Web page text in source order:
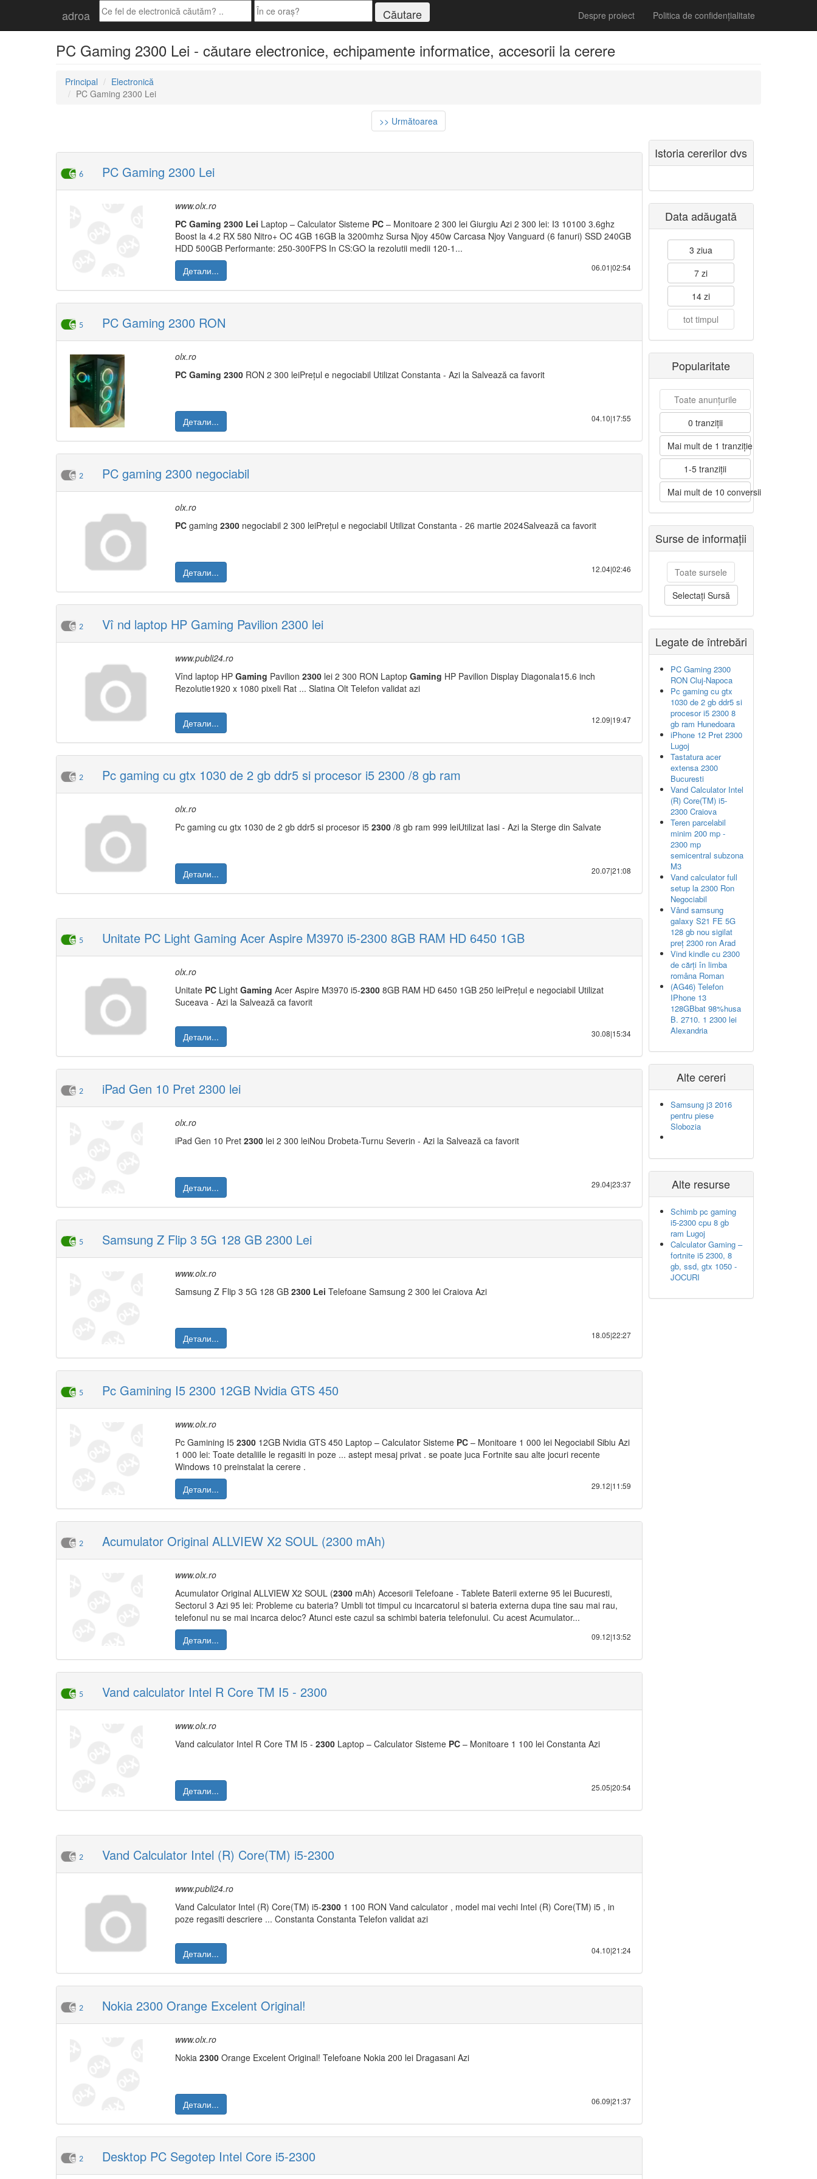
adroa Despre proiect Politica de confidențialitate
PC Gaming 2300 Lei - căutare electronice, echipamente informatice, accesorii la cerere
Principal
Electronică
PC Gaming 2300 Lei
>> Următoarea
6 PC Gaming 2300 Lei
www.olx.ro
PC Gaming 2300 Lei Laptop – Calculator Sisteme PC – Monitoare 2 300 lei Giurgiu Azi 2 300 lei: I3 10100 3.6ghz
Boost la 4.2 RX 580 Nitro+ OC 4GB 16GB la 3200mhz Sursa Njoy 450w Carcasa Njoy Vanguard (6 fanuri) SSD 240GB
HDD 500GB Performante: 250-300FPS In CS:GO la rezolutii medii 120-1...
Детали...
06.01|02:54
5 PC Gaming 2300 RON
olx.ro
PC Gaming 2300 RON 2 300 leiPrețul e negociabil Utilizat Constanta - Azi la Salvează ca favorit
Детали... 04.10|17:55
2 PC gaming 2300 negociabil
olx.ro
PC gaming 2300 negociabil 2 300 leiPrețul e negociabil Utilizat Constanta - 26 martie 2024Salvează ca favorit
Детали... 12.04|02:46
2 Vî nd laptop HP Gaming Pavilion 2300 lei
www.publi24.ro
Vînd laptop HP Gaming Pavilion 2300 lei 2 300 RON Laptop Gaming HP Pavilion Display Diagonala15.6 inch
Rezolutie1920 x 1080 pixeli Rat ... Slatina Olt Telefon validat azi
Детали... 12.09|19:47
2 Pc gaming cu gtx 1030 de 2 gb ddr5 si procesor i5 2300 /8 gb ram
olx.ro
Pc gaming cu gtx 1030 de 2 gb ddr5 si procesor i5 2300 /8 gb ram 999 leiUtilizat Iasi - Azi la Sterge din Salvate
Детали... 20.07|21:08
5 Unitate PC Light Gaming Acer Aspire M3970 i5-2300 8GB RAM HD 6450 1GB
olx.ro
Unitate PC Light Gaming Acer Aspire M3970 i5-2300 8GB RAM HD 6450 1GB 250 leiPrețul e negociabil Utilizat
Suceava - Azi la Salvează ca favorit
Детали... 30.08|15:34
2 iPad Gen 10 Pret 2300 lei
olx.ro
iPad Gen 10 Pret 2300 lei 2 300 leiNou Drobeta-Turnu Severin - Azi la Salvează ca favorit
Детали... 29.04|23:37
5 Samsung Z Flip 3 5G 128 GB 2300 Lei
www.olx.ro
Samsung Z Flip 3 5G 128 GB 2300 Lei Telefoane Samsung 2 300 lei Craiova Azi
Детали... 18.05|22:27
5 Pc Gamining I5 2300 12GB Nvidia GTS 450
www.olx.ro
Pc Gamining I5 2300 12GB Nvidia GTS 450 Laptop – Calculator Sisteme PC – Monitoare 1 000 lei Negociabil Sibiu Azi
1 000 lei: Toate detaliile le regasiti in poze ... astept mesaj privat . se poate juca Fortnite sau alte jocuri recente
Windows 10 preinstalat la cerere .
Детали...
29.12|11:59
2 Acumulator Original ALLVIEW X2 SOUL (2300 mAh)
www.olx.ro
Acumulator Original ALLVIEW X2 SOUL (2300 mAh) Accesorii Telefoane - Tablete Baterii externe 95 lei Bucuresti,
Sectorul 3 Azi 95 lei: Probleme cu bateria? Umbli tot timpul cu incarcatorul si bateria externa dupa tine sau mai rau,
telefonul nu se mai incarca deloc? Atunci este cazul sa schimbi bateria telefonului. Cu acest Acumulator...
Детали...
09.12|13:52
5 Vand calculator Intel R Core TM I5 - 2300
www.olx.ro
Vand calculator Intel R Core TM I5 - 2300 Laptop – Calculator Sisteme PC – Monitoare 1 100 lei Constanta Azi
Детали... 25.05|20:54
2 Vand Calculator Intel (R) Core(TM) i5-2300
www.publi24.ro
Vand Calculator Intel (R) Core(TM) i5-2300 1 100 RON Vand calculator , model mai vechi Intel (R) Core(TM) i5 , in
poze regasiti descriere ... Constanta Constanta Telefon validat azi
Детали... 04.10|21:24
2 Nokia 2300 Orange Excelent Original!
www.olx.ro
Nokia 2300 Orange Excelent Original! Telefoane Nokia 200 lei Dragasani Azi
Детали... 06.09|21:37
2 Desktop PC Segotep Intel Core i5-2300
Istoria cererilor dvs
Data adăugată
3 ziua
7 zi
14 zi
tot timpul
Popularitate
Toate anunțurile
0 tranziții
Mai mult de 1 tranziție
1-5 tranziții
Mai mult de 10 conversii
Surse de informații
Toate sursele
Selectați Sursă
Legate de întrebări
PC Gaming 2300
RON Cluj-Napoca
Pc gaming cu gtx
1030 de 2 gb ddr5 si
procesor i5 2300 8
gb ram Hunedoara
iPhone 12 Pret 2300
Lugoj
Tastatura acer
extensa 2300
Bucuresti
Vand Calculator Intel
(R) Core(TM) i5-
2300 Craiova
Teren parcelabil
minim 200 mp -
2300 mp
semicentral subzona
M3
Vand calculator full
setup la 2300 Ron
Negociabil
Vând samsung
galaxy S21 FE 5G
128 gb nou sigilat
preț 2300 ron Arad
Vind kindle cu 2300
de cărți în limba
româna Roman
(AG46) Telefon
IPhone 13
128GBbat 98%husa
B. 2710. 1 2300 lei
Alexandria
Alte cereri
Samsung j3 2016
pentru piese
Slobozia
Alte resurse
Schimb pc gaming
i5-2300 cpu 8 gb
ram Lugoj
Calculator Gaming –
fortnite i5 2300, 8
gb, ssd, gtx 1050 -
JOCURI